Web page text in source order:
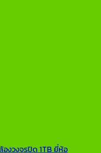
งวงจรปิด 1TB ยี่ห้อ